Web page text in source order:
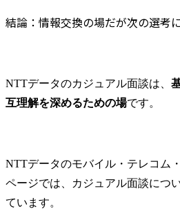
結論：情報交換の場だが次の選考
NTTデータのカジュアル面談は、
互理解を深めるための場です。
NTTデータのモバイル・テレコム
ページでは、カジュアル面談につ
ています。